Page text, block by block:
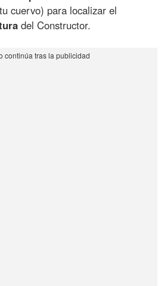
cuervo) para localizar el
del Constructor.